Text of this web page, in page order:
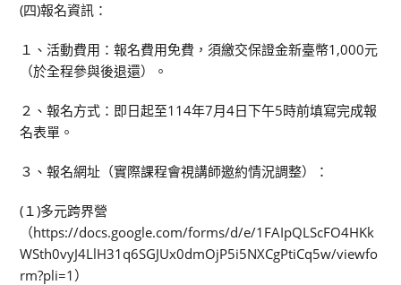
(四)報名資訊：
１、活動費用：報名費用免費，須繳交保證金新臺幣1,000元
（於全程參與後退還）。
２、報名方式：即日起至114年7月4日下午5時前填寫完成報
名表單。
３、報名網址（實際課程會視講師邀約情況調整）：
(１)多元跨界營
（https://docs.google.com/forms/d/e/1FAIpQLScFO4HKk
WSth0vyJ4LlH31q6SGJUx0dmOjP5i5NXCgPtiCq5w/viewfo
rm?pli=1）